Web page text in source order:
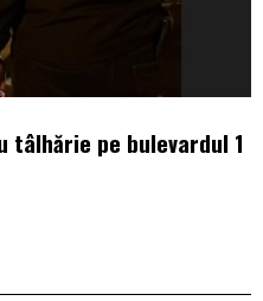
pe bulevardul 1